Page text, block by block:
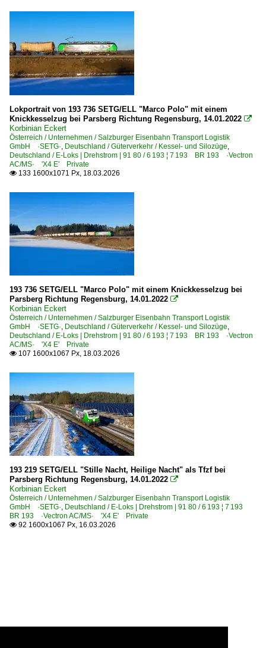
Lokportrait von 193 736 SETG/ELL "Marco Polo" mit einem
Knickkesselzug bei Parsberg Richtung Regensburg, 14.01.2022 
Korbinian Eckert
Österreich / Unternehmen / Salzburger Eisenbahn Transport Logistik
GmbH ·SETG·, Deutschland / Güterverkehr / Kessel- und Silozüge,
Deutschland / E-Loks | Drehstrom | 91 80 / 6 193 ¦ 7 193 BR 193 ·Vectron
AC/MS· 'X4 E' Private
 133 1600x1071 Px, 18.03.2026
193 736 SETG/ELL "Marco Polo" mit einem Knickkesselzug bei
Parsberg Richtung Regensburg, 14.01.2022 
Korbinian Eckert
Österreich / Unternehmen / Salzburger Eisenbahn Transport Logistik
GmbH ·SETG·, Deutschland / Güterverkehr / Kessel- und Silozüge,
Deutschland / E-Loks | Drehstrom | 91 80 / 6 193 ¦ 7 193 BR 193 ·Vectron
AC/MS· 'X4 E' Private
 107 1600x1067 Px, 18.03.2026
193 219 SETG/ELL "Stille Nacht, Heilige Nacht" als Tfzf bei
Parsberg Richtung Regensburg, 14.01.2022 
Korbinian Eckert
Österreich / Unternehmen / Salzburger Eisenbahn Transport Logistik
GmbH ·SETG·, Deutschland / E-Loks | Drehstrom | 91 80 / 6 193 ¦ 7 193
BR 193 ·Vectron AC/MS· 'X4 E' Private
 92 1600x1067 Px, 16.03.2026